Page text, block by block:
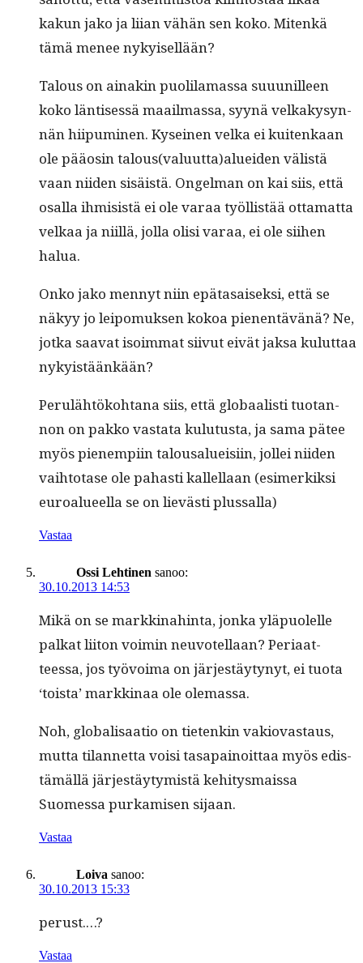
kakun jako ja liian vähän sen koko. Mitenkä
tämä menee nykyisellään?
Talous on ainakin puo­lil­a­mas­sa suu­u­nilleen
koko län­tisessä maail­mas­sa, syynä velka­kysyn­
nän hiipumi­nen. Kyseinen vel­ka ei kuitenkaan
ole pääosin talous(valuutta)alueiden välistä
vaan niiden sisäistä. Ongel­man on kai siis, että
osal­la ihmi­sistä ei ole varaa työl­listää otta­mat­ta
velkaa ja niil­lä, jol­la olisi varaa, ei ole siihen
halua.
Onko jako men­nyt niin epä­ta­saisek­si, että se
näkyy jo leipo­muk­sen kokoa pienen­tävänä? Ne,
jot­ka saa­vat isoim­mat siivut eivät jak­sa kulut­taa
nykyistäänkään?
Perulähtöko­htana siis, että globaal­isti tuotan­
non on pakko vas­ta­ta kulu­tus­ta, ja sama pätee
myös pienem­pi­in talousalueisi­in, jollei niiden
vai­h­to­tase ole pahasti kallel­laan (esimerkik­si
euroalueel­la se on lievästi plussalla)
Vastaa
Ossi Lehtinen sanoo:
30.10.2013 14:53
Mikä on se markki­nahin­ta, jon­ka yläpuolelle
palkat liiton voimin neu­votel­laan? Peri­aat­
teessa, jos työvoima on jär­jestäy­tynyt, ei tuo­ta
‘toista’ markki­naa ole olemassa.
Noh, glob­al­isaa­tio on tietenkin vakio­vas­taus,
mut­ta tilan­net­ta voisi tas­apain­oit­taa myös edis­
tämäl­lä jär­jestäy­tymistä kehi­tys­mais­sa
Suomes­sa purkamisen sijaan.
Vastaa
Loiva sanoo:
30.10.2013 15:33
perust.…?
Vastaa